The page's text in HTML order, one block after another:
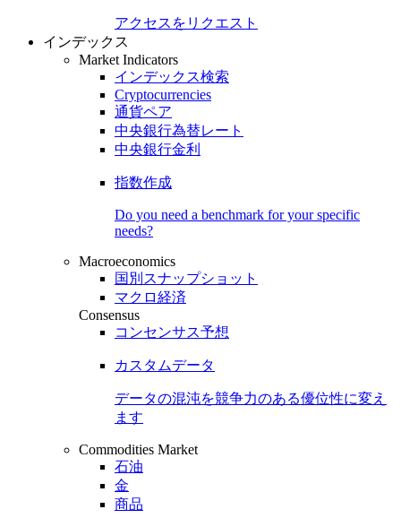
アクセスをリクエスト
インデックス
Market Indicators
インデックス検索
Cryptocurrencies
通貨ペア
中央銀行為替レート
中央銀行金利
指数作成
Do you need a benchmark for your specific
needs?
Macroeconomics
国別スナップショット
マクロ経済
Consensus
コンセンサス予想
カスタムデータ
データの混沌を競争力のある優位性に変え
ます
Commodities Market
石油
金
商品